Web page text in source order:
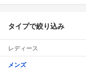
タイプで絞り込み
レディース
メンズ